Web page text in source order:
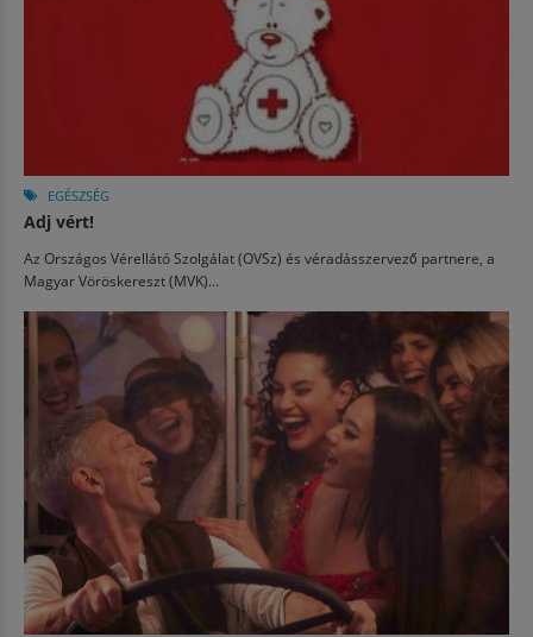
EGÉSZSÉG
Adj vért!
Az Országos Vérellátó Szolgálat (OVSz) és véradásszervező partnere, a
Magyar Vöröskereszt (MVK)...